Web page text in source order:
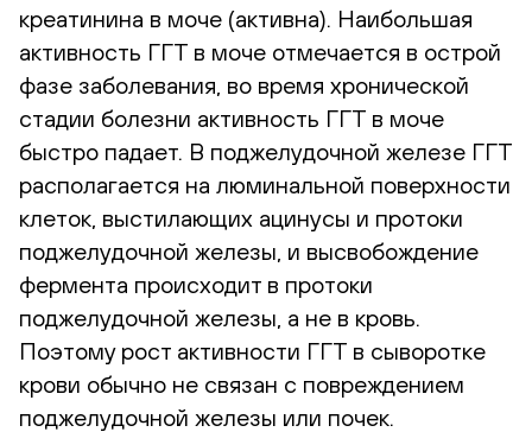
креатинина в моче (активна). Наибольшая
активность ГГТ в моче отмечается в острой
фазе заболевания, во время хронической
стадии болезни активность ГГТ в моче
быстро падает. В поджелудочной железе ГГТ
располагается на люминальной поверхности
клеток, выстилающих ацинусы и протоки
поджелудочной железы, и высвобождение
фермента происходит в протоки
поджелудочной железы, а не в кровь.
Поэтому рост активности ГГТ в сыворотке
крови обычно не связан с повреждением
поджелудочной железы или почек.